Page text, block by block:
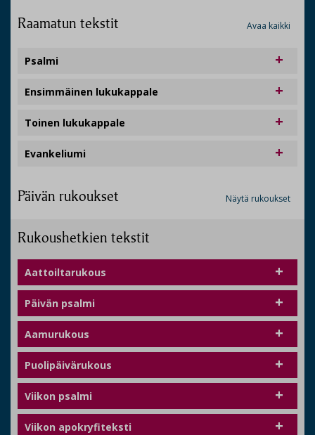
Raamatun tekstit Avaa kaikki
Psalmi
Ensimmäinen lukukappale
Toinen lukukappale
Evankeliumi
Päivän rukoukset Näytä rukoukset
Rukoushetkien tekstit
Aattoiltarukous
Päivän psalmi
Aamurukous
Puolipäivärukous
Viikon psalmi
Viikon apokryfiteksti